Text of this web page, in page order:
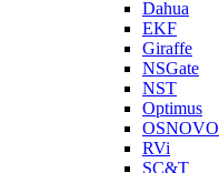
Dahua
EKF
Giraffe
NSGate
NST
Optimus
OSNOVO
RVi
SC&T